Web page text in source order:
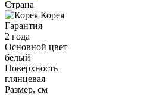
Страна
Корея
Гарантия
2 года
Основной цвет
белый
Поверхность
глянцевая
Размер, см